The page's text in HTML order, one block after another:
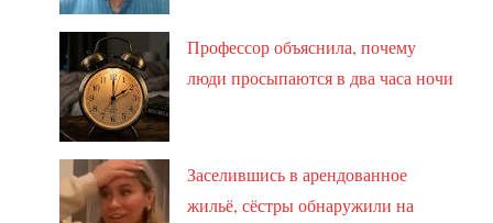
Профессор объяснила, почему
люди просыпаются в два часа ночи
Заселившись в арендованное
жильё, сёстры обнаружили на